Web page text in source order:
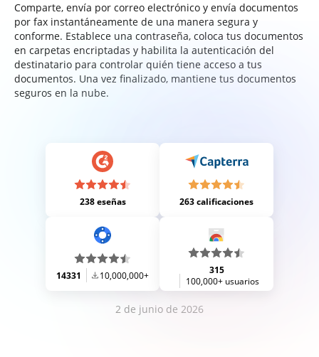
Comparte, envía por correo electrónico y envía documentos
por fax instantáneamente de una manera segura y
conforme. Establece una contraseña, coloca tus documentos
en carpetas encriptadas y habilita la autenticación del
destinatario para controlar quién tiene acceso a tus
documentos. Una vez finalizado, mantiene tus documentos
seguros en la nube.
238 eseñas 263 calificaciones
14331 10,000,000+
315
100,000+ usuarios
2 de junio de 2026